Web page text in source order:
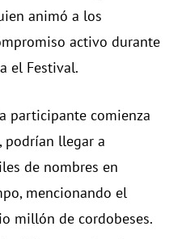
animó a los
activo durante
el Festival.
participante comienza
podrían llegar a
de nombres en
mencionando el
millón de cordobeses.